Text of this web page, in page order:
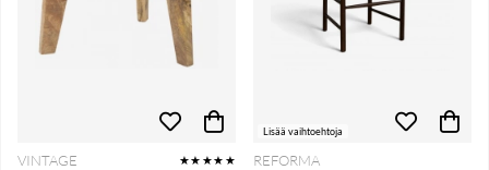
VINTAGE ★★★★★
Lisää vaihtoehtoja
REFORMA